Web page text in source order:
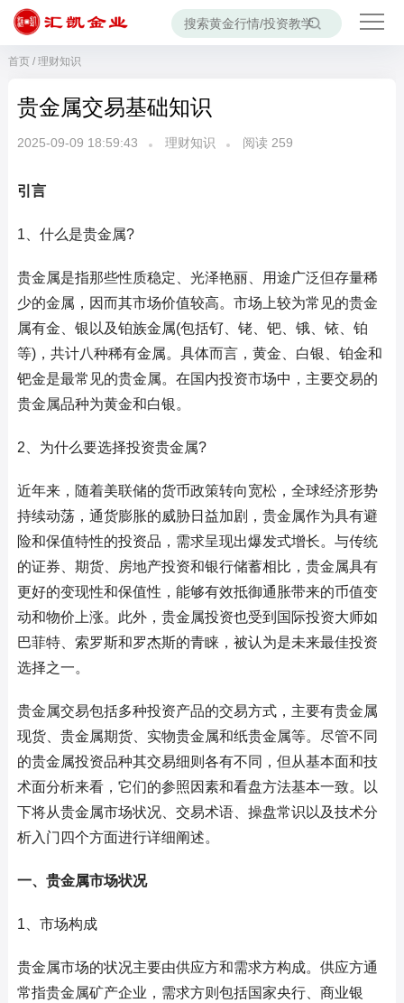
首页/ 理财知识
贵金属交易基础知识
2025-09-09 18:59:43 理财知识 阅读 259
引言
1、什么是贵金属?
贵金属是指那些性质稳定、光泽艳丽、用途广泛但存量稀
少的金属，因而其市场价值较高。市场上较为常见的贵金
属有金、银以及铂族金属(包括钌、铑、钯、锇、铱、铂
等)，共计八种稀有金属。具体而言，黄金、白银、铂金和
钯金是最常见的贵金属。在国内投资市场中，主要交易的
贵金属品种为黄金和白银。
2、为什么要选择投资贵金属?
近年来，随着美联储的货币政策转向宽松，全球经济形势
持续动荡，通货膨胀的威胁日益加剧，贵金属作为具有避
险和保值特性的投资品，需求呈现出爆发式增长。与传统
的证券、期货、房地产投资和银行储蓄相比，贵金属具有
更好的变现性和保值性，能够有效抵御通胀带来的币值变
动和物价上涨。此外，贵金属投资也受到国际投资大师如
巴菲特、索罗斯和罗杰斯的青睐，被认为是未来最佳投资
选择之一。
贵金属交易包括多种投资产品的交易方式，主要有贵金属
现货、贵金属期货、实物贵金属和纸贵金属等。尽管不同
的贵金属投资品种其交易细则各有不同，但从基本面和技
术面分析来看，它们的参照因素和看盘方法基本一致。以
下将从贵金属市场状况、交易术语、操盘常识以及技术分
析入门四个方面进行详细阐述。
一、贵金属市场状况
1、市场构成
贵金属市场的状况主要由供应方和需求方构成。供应方通
常指贵金属矿产企业，需求方则包括国家央行、商业银